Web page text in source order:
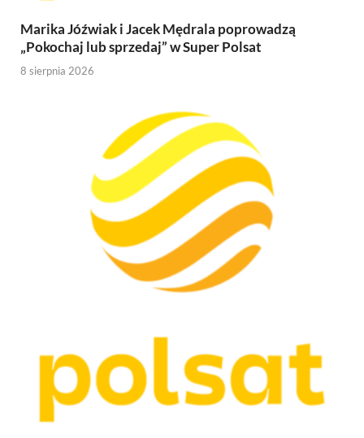
Marika Jóźwiak i Jacek Mędrala poprowadzą
„Pokochaj lub sprzedaj” w Super Polsat
8 sierpnia 2026